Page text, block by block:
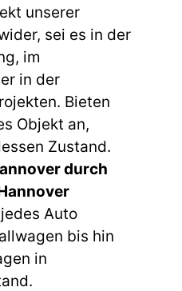
unserer
sei es in der
im
in der
Bieten
Objekt an,
Zustand.
durch
Auto
bis hin
in